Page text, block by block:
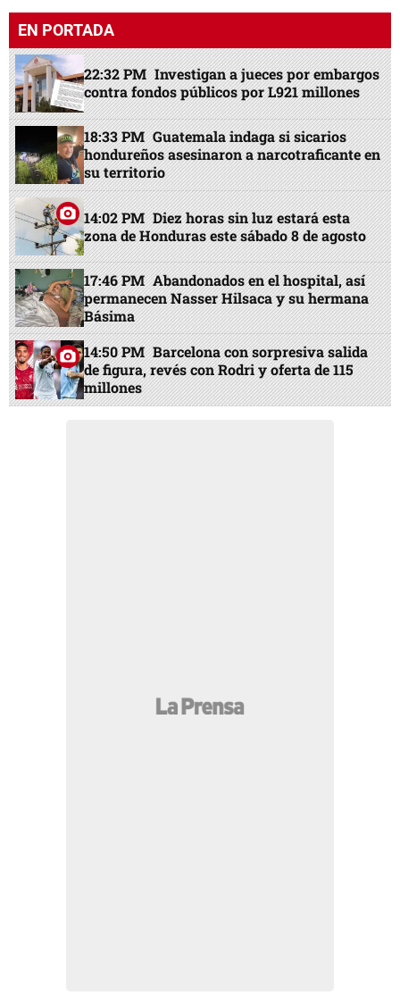
EN PORTADA
22:32 PM Investigan a jueces por embargos
contra fondos públicos por L921 millones
18:33 PM Guatemala indaga si sicarios
hondureños asesinaron a narcotraficante en
su territorio
14:02 PM Diez horas sin luz estará esta
zona de Honduras este sábado 8 de agosto
17:46 PM Abandonados en el hospital, así
permanecen Nasser Hilsaca y su hermana
Básima
14:50 PM Barcelona con sorpresiva salida
de figura, revés con Rodri y oferta de 115
millones